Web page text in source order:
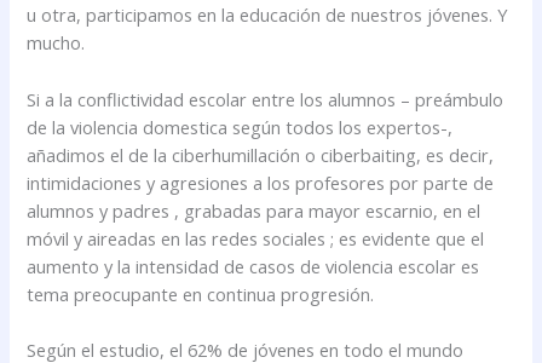
u otra, participamos en la educación de nuestros jóvenes. Y
mucho.
Si a la conflictividad escolar entre los alumnos – preámbulo
de la violencia domestica según todos los expertos-,
añadimos el de la ciberhumillación o ciberbaiting, es decir,
intimidaciones y agresiones a los profesores por parte de
alumnos y padres , grabadas para mayor escarnio, en el
móvil y aireadas en las redes sociales ; es evidente que el
aumento y la intensidad de casos de violencia escolar es
tema preocupante en continua progresión.
Según el estudio, el 62% de jóvenes en todo el mundo